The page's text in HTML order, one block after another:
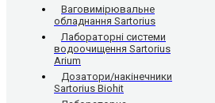
Ваговимірювальне
обладнання Sartorius
Лабораторні системи
водоочищення Sartorius
Arium
Дозатори/накінечники
Sartorius Biohit